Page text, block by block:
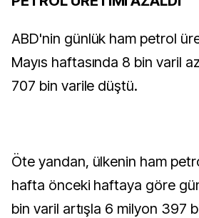
ABD'nin günlük ham petrol
Mayıs haftasında 8 bin varil
707 bin varile düştü.
Öte yandan, ülkenin ham
hafta önceki haftaya göre
bin varil artışla 6 milyon 397